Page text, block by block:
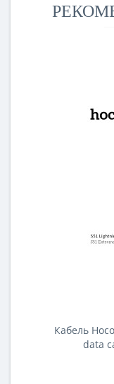
Кабель
data